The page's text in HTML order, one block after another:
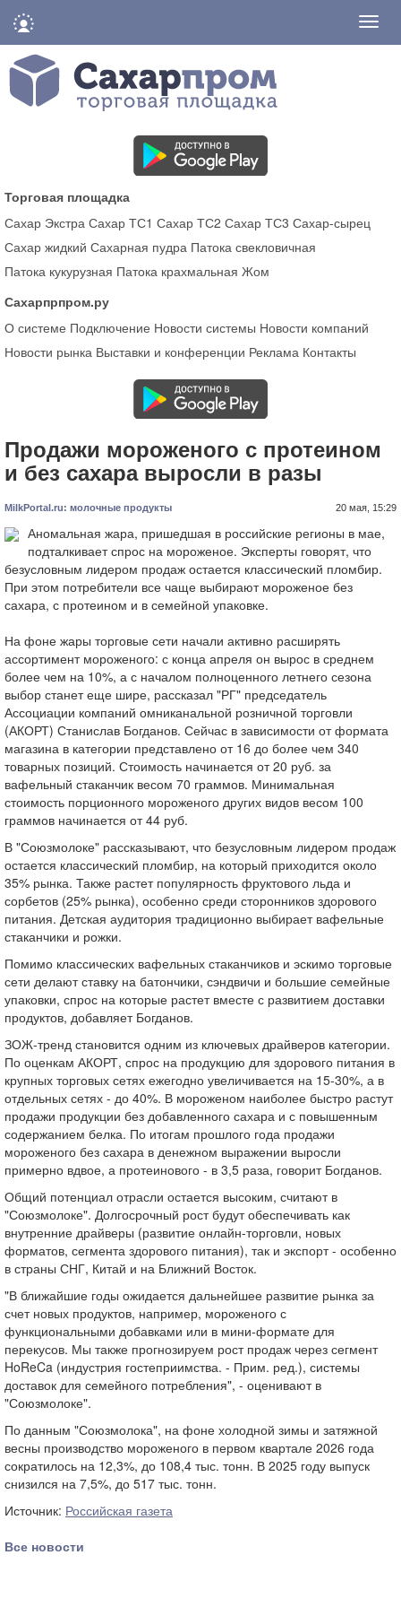
Торговая площадка
Сахар Экстра Сахар ТС1 Сахар ТС2 Сахар ТС3 Сахар-сырец
Сахар жидкий Сахарная пудра Патока свекловичная
Патока кукурузная Патока крахмальная Жом
Сахарпрпром.ру
О системе Подключение Новости системы Новости компаний
Новости рынка Выставки и конференции Реклама Контакты
Продажи мороженого с протеином
и без сахара выросли в разы
MilkPortal.ru: молочные продукты 20 мая, 15:29
Аномальная жара, пришедшая в российские регионы в мае,
подталкивает спрос на мороженое. Эксперты говорят, что
безусловным лидером продаж остается классический пломбир.
При этом потребители все чаще выбирают мороженое без
сахара, с протеином и в семейной упаковке.
На фоне жары торговые сети начали активно расширять
ассортимент мороженого: с конца апреля он вырос в среднем
более чем на 10%, а с началом полноценного летнего сезона
выбор станет еще шире, рассказал "РГ" председатель
Ассоциации компаний омниканальной розничной торговли
(АКОРТ) Станислав Богданов. Сейчас в зависимости от формата
магазина в категории представлено от 16 до более чем 340
товарных позиций. Стоимость начинается от 20 руб. за
вафельный стаканчик весом 70 граммов. Минимальная
стоимость порционного мороженого других видов весом 100
граммов начинается от 44 руб.
В "Союзмолоке" рассказывают, что безусловным лидером продаж
остается классический пломбир, на который приходится около
35% рынка. Также растет популярность фруктового льда и
сорбетов (25% рынка), особенно среди сторонников здорового
питания. Детская аудитория традиционно выбирает вафельные
стаканчики и рожки.
Помимо классических вафельных стаканчиков и эскимо торговые
сети делают ставку на батончики, сэндвичи и большие семейные
упаковки, спрос на которые растет вместе с развитием доставки
продуктов, добавляет Богданов.
ЗОЖ-тренд становится одним из ключевых драйверов категории.
По оценкам АКОРТ, спрос на продукцию для здорового питания в
крупных торговых сетях ежегодно увеличивается на 15-30%, а в
отдельных сетях - до 40%. В мороженом наиболее быстро растут
продажи продукции без добавленного сахара и с повышенным
содержанием белка. По итогам прошлого года продажи
мороженого без сахара в денежном выражении выросли
примерно вдвое, а протеинового - в 3,5 раза, говорит Богданов.
Общий потенциал отрасли остается высоким, считают в
"Союзмолоке". Долгосрочный рост будут обеспечивать как
внутренние драйверы (развитие онлайн-торговли, новых
форматов, сегмента здорового питания), так и экспорт - особенно
в страны СНГ, Китай и на Ближний Восток.
"В ближайшие годы ожидается дальнейшее развитие рынка за
счет новых продуктов, например, мороженого с
функциональными добавками или в мини-формате для
перекусов. Мы также прогнозируем рост продаж через сегмент
HoReCa (индустрия гостеприимства. - Прим. ред.), системы
доставок для семейного потребления", - оценивают в
"Союзмолоке".
По данным "Союзмолока", на фоне холодной зимы и затяжной
весны производство мороженого в первом квартале 2026 года
сократилось на 12,3%, до 108,4 тыс. тонн. В 2025 году выпуск
снизился на 7,5%, до 517 тыс. тонн.
Источник: Российская газета
Все новости